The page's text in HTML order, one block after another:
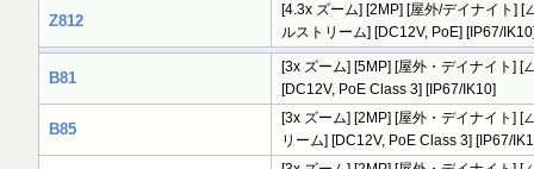
Z812
[4.3x ズーム] [2MP] [屋外/デイナイト]
ルストリーム] [DC12V, PoE] [IP67/
B81
[3x ズーム] [5MP] [屋外・デイナイト]
[DC12V, PoE Class 3] [IP67/IK10]
B85
[3x ズーム] [2MP] [屋外・デイナイト]
リーム] [DC12V, PoE Class 3] [IP67/